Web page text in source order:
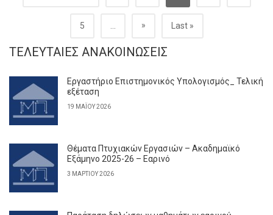
5 » Last »
ΤΕΛΕΥΤΑΊΕΣ ΑΝΑΚΟΙΝΏΣΕΙΣ
Εργαστήριο Επιστημονικός Υπολογισμός_ Τελική
εξέταση
19 ΜΑΪ́ΟΥ 2026
Θέματα Πτυχιακών Εργασιών – Ακαδημαϊκό
Εξάμηνο 2025-26 – Εαρινό
3 ΜΑΡΤΊΟΥ 2026